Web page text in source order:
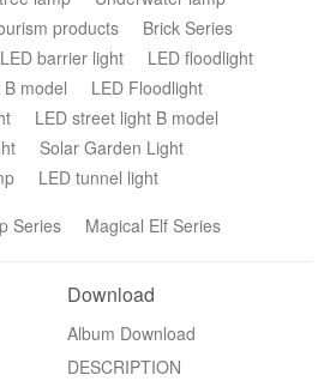
products
Brick Series
LED barrier light
LED floodlight
model
LED Floodlight
LED street light B model
Solar Garden Light
LED tunnel light
Series Magical Elf Series
Download
Album Download
DESCRIPTION